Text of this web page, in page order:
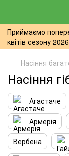
Приймаємо
квітів сезону
Насіння
Насіння
Агастаче
Армерія
Вербена